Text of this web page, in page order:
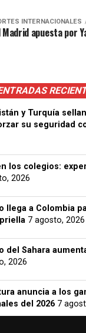
INTERNACIONALES
Madrid apuesta por
y Turquía
su seguridad
los colegios:
2026
llega a Colombia
7 agosto, 2026
del Sahara
2026
anuncia a los
del 2026 7